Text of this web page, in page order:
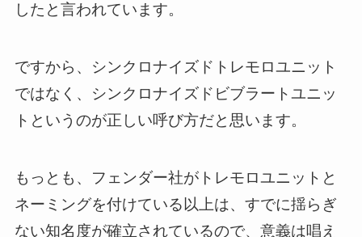
したと言われています。
ですから、シンクロナイズドトレモロユニット
ではなく、シンクロナイズドビブラートユニッ
トというのが正しい呼び方だと思います。
もっとも、フェンダー社がトレモロユニットと
ネーミングを付けている以上は、すでに揺らぎ
ない知名度が確立されているので、意義は唱え